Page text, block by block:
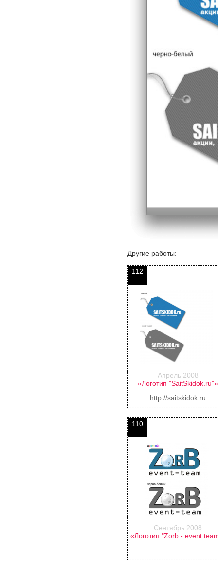
Другие работы:
112
Апрель 2008
«Логотип "SaitSkidok.ru"»
http://saitskidok.ru
110
Сентябрь 2008
«Логотип "Zorb - event